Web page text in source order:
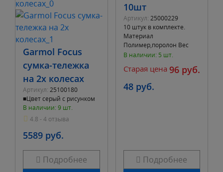
Garmol Focus
сумка-тележка
на 2х колесах
Артикул: 25100180
■Цвет серый с рисунком
В наличии: 9 шт.
4.8 - 4 отзыва
5589 руб.
Подробнее
10шт
Артикул: 25000229
10 штук в комплекте.
Материал
Полимер,поролон Вес
0.672 кг
В наличии: 5 шт.
Старая цена 96 руб.
48 руб.
Подробнее